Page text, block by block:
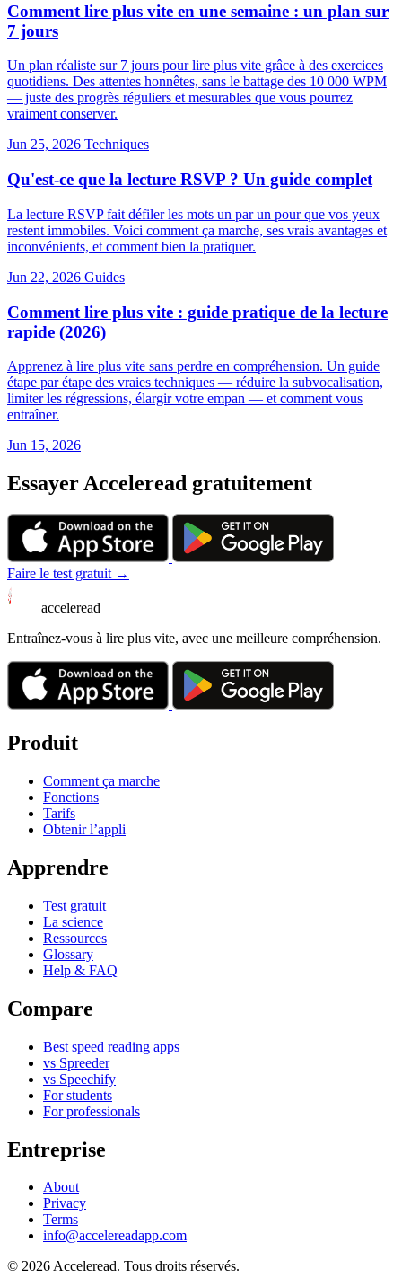
Comment lire plus vite en une semaine : un plan sur
7 jours
Un plan réaliste sur 7 jours pour lire plus vite grâce à des exercices
quotidiens. Des attentes honnêtes, sans le battage des 10 000 WPM
— juste des progrès réguliers et mesurables que vous pourrez
vraiment conserver.
Jun 25, 2026 Techniques
Qu'est-ce que la lecture RSVP ? Un guide complet
La lecture RSVP fait défiler les mots un par un pour que vos yeux
restent immobiles. Voici comment ça marche, ses vrais avantages et
inconvénients, et comment bien la pratiquer.
Jun 22, 2026 Guides
Comment lire plus vite : guide pratique de la lecture
rapide (2026)
Apprenez à lire plus vite sans perdre en compréhension. Un guide
étape par étape des vraies techniques — réduire la subvocalisation,
limiter les régressions, élargir votre empan — et comment vous
entraîner.
Jun 15, 2026
Essayer Acceleread gratuitement
Faire le test gratuit →
acceleread
Entraînez-vous à lire plus vite, avec une meilleure compréhension.
Produit
Comment ça marche
Fonctions
Tarifs
Obtenir l’appli
Apprendre
Test gratuit
La science
Ressources
Glossary
Help & FAQ
Compare
Best speed reading apps
vs Spreeder
vs Speechify
For students
For professionals
Entreprise
About
Privacy
Terms
info@accelereadapp.com
© 2026 Acceleread. Tous droits réservés.